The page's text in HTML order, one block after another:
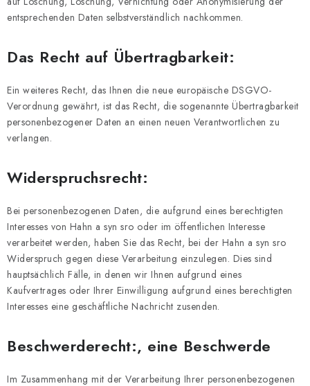
entsprechenden Daten selbstverständlich nachkommen.
Das Recht auf Übertragbarkeit:
Ein weiteres Recht, das Ihnen die neue europäische DSGVO-
Verordnung gewährt, ist das Recht, die sogenannte Übertragbarkeit
personenbezogener Daten an einen neuen Verantwortlichen zu
verlangen.
Widerspruchsrecht:
Bei personenbezogenen Daten, die aufgrund eines berechtigten
Interesses von Hahn a syn sro oder im öffentlichen Interesse
verarbeitet werden, haben Sie das Recht, bei der Hahn a syn sro
Widerspruch gegen diese Verarbeitung einzulegen. Dies sind
hauptsächlich Fälle, in denen wir Ihnen aufgrund eines
Kaufvertrages oder Ihrer Einwilligung aufgrund eines berechtigten
Interesses eine geschäftliche Nachricht zusenden.
Beschwerderecht:, eine Beschwerde
Im Zusammenhang mit der Verarbeitung Ihrer personenbezogenen